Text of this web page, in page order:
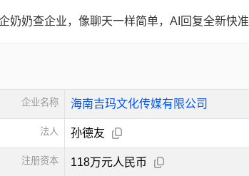
奶奶查企业，像聊天一样简单，AI回复全新快准
企业名称 海南吉玛文化传媒有限公司
法人 孙德友
注册资本 118万元人民币